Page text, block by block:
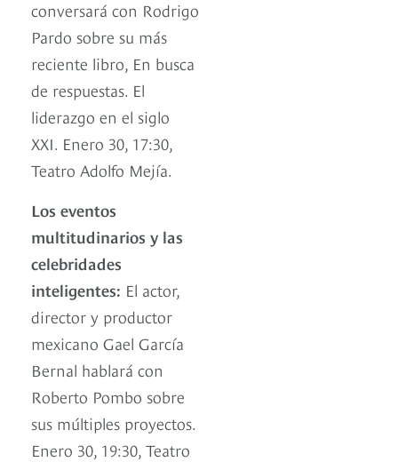
conversará con Rodrigo
Pardo sobre su más
reciente libro, En busca
de respuestas. El
liderazgo en el siglo
XXI. Enero 30, 17:30,
Teatro Adolfo Mejía.
Los eventos
multitudinarios y las
celebridades
inteligentes: El actor,
director y productor
mexicano Gael García
Bernal hablará con
Roberto Pombo sobre
sus múltiples proyectos.
Enero 30, 19:30, Teatro